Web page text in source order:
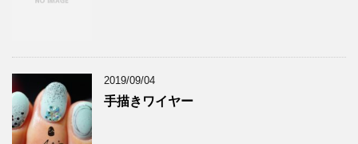
2019/09/04
手描きワイヤー